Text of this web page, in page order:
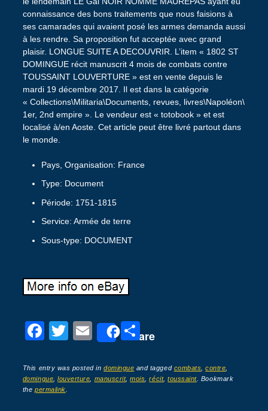
connaissance des bons traitements que nous faisions à
ses camarades qui avaient posé les armes demanda aussi
à les rendre. Sa proposition fut acceptée avec grand
plaisir. LONGUE SUITE A DECOUVRIR. L’item « 1802 ST
DOMINGUE récit manuscrit 4 mois de combats contre
TOUSSAINT LOUVERTURE » est en vente depuis le
mardi 19 décembre 2017. Il est dans la catégorie
« Collections\Militaria\Documents, revues, livres\Napoléon\
1er, 2nd empire ». Le vendeur est « totobook » et est
localisé à/en Aoste. Cet article peut être livré partout dans
le monde.
Pays, Organisation: France
Type: Document
Période: 1751-1815
Service: Armée de terre
Sous-type: DOCUMENT
F
c
e
T
tt
er
E
ail
Share
P
ta
g
This entry was posted indomingue and tagged combats ,contre
domingue ,louverture manuscrit,mois ,récit,toussaint. Bookmark
thepermalink